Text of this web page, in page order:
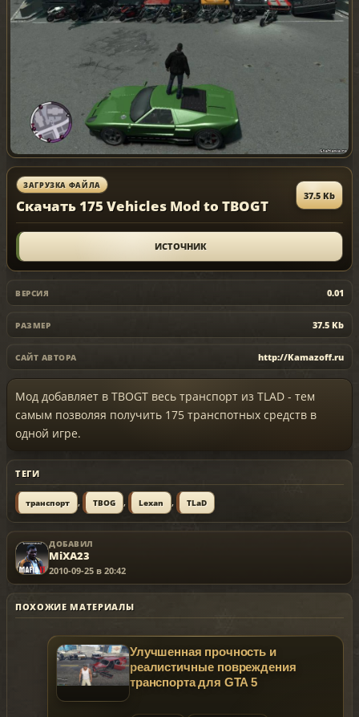
ЗАГРУЗКА ФАЙЛА
Скачать 175 Vehicles Mod to TBOGT
37.5 Kb
ИСТОЧНИК
ВЕРСИЯ 0.01
РАЗМЕР 37.5 Kb
САЙТ АВТОРА http://Kamazoff.ru
Мод добавляет в TBOGT весь транспорт из TLAD - тем
самым позволяя получить 175 транспотных средств в
одной игре.
ТЕГИ
транспорт , TBOG , Lexan , TLaD
ДОБАВИЛ
MiXA23
2010-09-25 в 20:42
ПОХОЖИЕ МАТЕРИАЛЫ
Улучшенная прочность и
реалистичные повреждения
транспорта для GTA 5